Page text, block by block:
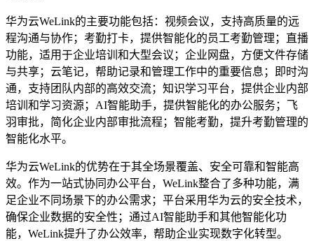
华为云WeLink的主要功能包括：视频会议，支持高质量的远
程沟通与协作；考勤打卡，提供智能化的员工考勤管理；直播
功能，适用于企业培训和大型会议；企业网盘，方便文件存储
与共享；云笔记，帮助记录和管理工作中的重要信息；即时沟
通，支持团队内部的高效交流；知识学习平台，提供企业内部
培训和学习资源；AI智能助手，提供智能化的办公服务；飞
羽审批，简化企业内部审批流程；智能考勤，提升考勤管理的
智能化水平。
华为云WeLink的优势在于其全场景覆盖、安全可靠和智能高
效。作为一站式协同办公平台，WeLink整合了多种功能，满
足企业不同场景下的办公需求；平台采用华为云的安全技术，
确保企业数据的安全性；通过AI智能助手和其他智能化功
能，WeLink提升了办公效率，帮助企业实现数字化转型。